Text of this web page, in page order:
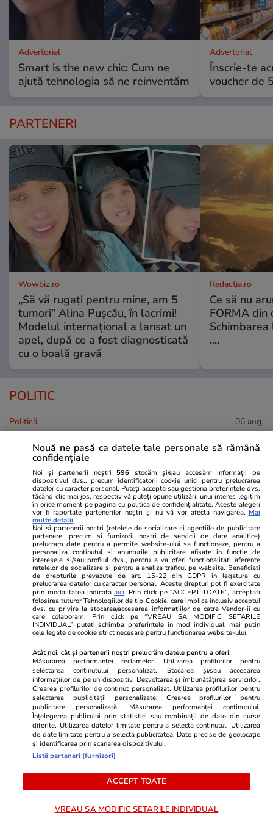
Advertorial
Smart is the new chic: Cum ne
ajută tehnologia să ne reinventăm
Advertorial
Înscrie-te
voucher de
PARTENERI
Wowbiz.ro
„Să vă rugați pentru mine, am 5
tumori” Alina Pușcău, în lacrimi!
Modelul internațional a lansat un
apel, după ce a fost diagnosticată
cu o boală gravă
Redactia.ro
Ce să nu
FORMA din
Schimbarea
....
POLITIC
Politică 06 aug.
Brațul Bala al Dunării, motiv de
dispută între Ilie Bolojan și
fostul ministru PSD al
Transporturilor: „Mai bine vă
uitați în oglindă”
Politică 06 aug.
Bruxellesul critică
amendamentele la Legea
decarbonizării și cere României
să respecte calendarul închiderii
centralelor pe cărbune:
„Fondurile din PNRR sunt în
PARTENERI
Nouă ne pasă ca datele tale personale să rămână
confidențiale
Noi și partenerii noștri 596 stocăm și/sau accesăm informații pe
dispozitivul dvs., precum identificatorii cookie unici pentru prelucrarea
datelor cu caracter personal. Puteți accepta sau gestiona preferințele dvs.
făcând clic mai jos, respectiv vă puteți opune utilizării unui interes legitim
în orice moment pe pagina cu politica de confidențialitate. Aceste alegeri
vor fi raportate partenerilor noștri și nu vă vor afecta navigarea. Mai
multe detalii
Noi si partenerii nostri (retelele de socializare si agentiile de publicitate
partenere, precum si furnizorii nostri de servicii de date analitice)
prelucram date pentru a permite website-ului sa functioneze, pentru a
personaliza continutul si anunturile publicitare afisate in functie de
interesele si/sau profilul dvs., pentru a va oferi functionalitati aferente
retelelor de socializare si pentru a analiza traficul pe website. Beneficiati
de drepturile prevazute de art. 15-22 din GDPR in legatura cu
prelucrarea datelor cu caracter personal. Aceste drepturi pot fi exercitate
prin modalitatea indicataaici. Prin click pe “ACCEPT TOATE”, acceptati
folosirea tuturor Tehnologiilor de tip Cookie, care implica inclusiv acceptul
dvs. cu privire la stocarea/accesarea informatiilor de catre Vendor-ii cu
care colaboram. Prin click pe “VREAU SA MODIFIC SETARILE
INDIVIDUAL” puteti schimba preferintele in mod individual, mai putin
cele legate de cookie strict necesare pentru functionarea website-ului.
Atât noi, cât și partenerii noștri prelucrăm datele pentru a oferi:
Măsurarea performanței reclamelor. Utilizarea profilurilor pentru
selectarea conținutului personalizat. Stocarea și/sau accesarea
informațiilor de pe un dispozitiv. Dezvoltarea și îmbunătățirea serviciilor.
Crearea profilurilor de conținut personalizat. Utilizarea profilurilor pentru
selectarea publicității personalizate. Crearea profilurilor pentru
publicitate personalizată. Măsurarea performanței conținutului.
Înțelegerea publicului prin statistici sau combinații de date din surse
diferite. Utilizarea datelor limitate pentru a selecta conținutul. Utilizarea
de date limitate pentru a selecta publicitatea. Date precise de geolocație
și identificarea prin scanarea dispozitivului.
Listă parteneri (furnizori)
ACCEPT TOATE
VREAU SA MODIFIC SETARILE INDIVIDUAL